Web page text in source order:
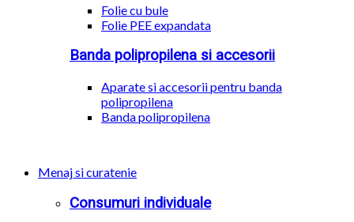
Folie cu bule
Folie PEE expandata
Banda polipropilena si accesorii
Aparate si accesorii pentru banda
polipropilena
Banda polipropilena
Menaj si curatenie
Consumuri individuale